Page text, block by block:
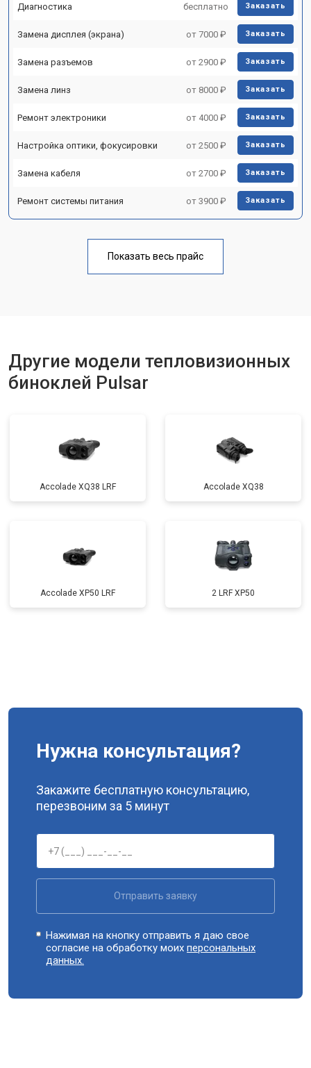
Диагностика бесплатно Заказать
Замена дисплея (экрана) от 7000 ₽ Заказать
Замена разъемов от 2900 ₽ Заказать
Замена линз от 8000 ₽ Заказать
Ремонт электроники от 4000 ₽ Заказать
Настройка оптики, фокусировки от 2500 ₽ Заказать
Замена кабеля от 2700 ₽ Заказать
Ремонт системы питания от 3900 ₽ Заказать
Показать весь прайс
Другие модели тепловизионных
биноклей Pulsar
Accolade XQ38 LRF Accolade XQ38
Accolade XP50 LRF 2 LRF XP50
Нужна консультация?
Закажите бесплатную консультацию,
перезвоним за 5 минут
Отправить заявку
Нажимая на кнопку отправить я даю свое
согласие на обработку моихперсональных
данных.